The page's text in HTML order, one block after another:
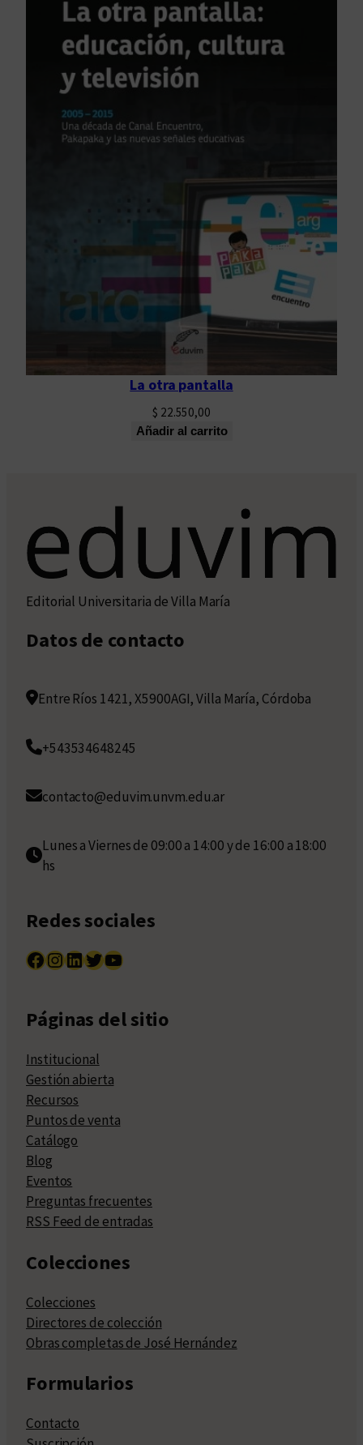
La otra pantalla
$ 22.550,00
Añadir al carrito
Editorial Universitaria de Villa María
Datos de contacto
Entre Ríos 1421, X5900AGI, Villa María, Córdoba
+543534648245
contacto@eduvim.unvm.edu.ar
Lunes a Viernes de 09:00 a 14:00 y de 16:00 a 18:00
hs
Redes sociales
Facebook InstagramLinkedIn Twitter YouTube
Páginas del sitio
Institucional
Gestión abierta
Recursos
Puntos de venta
Catálogo
Blog
Eventos
Preguntas frecuentes
RSS Feed de entradas
Colecciones
Colecciones
Directores de colección
Obras completas de José Hernández
Formularios
Contacto